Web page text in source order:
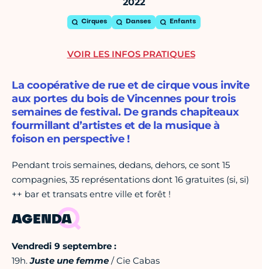
2022
Cirques Danses Enfants
La coopérative de rue et de cirque vous invite
aux portes du bois de Vincennes pour trois
semaines de festival. De grands chapiteaux
fourmillant d’artistes et de la musique à
foison en perspective !
Pendant trois semaines, dedans, dehors, ce sont 15
compagnies, 35 représentations dont 16 gratuites (si, si)
++ bar et transats entre ville et forêt !
AGENDA
Vendredi 9 septembre :
19h.Juste une femme / Cie Cabas
VOIR LES INFOS PRATIQUES